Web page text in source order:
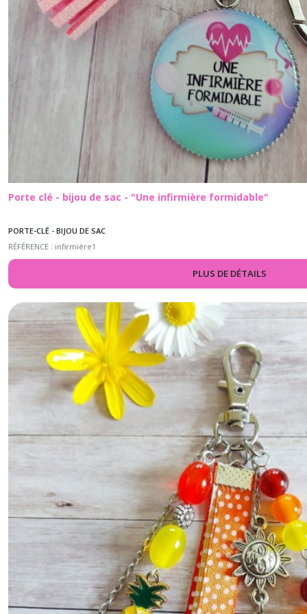
Porte clé - bijou de sac - "Une infirmière formidable"
PORTE-CLÉ - BIJOU DE SAC
RÉFÉRENCE : infirmière1
PLUS DE DÉTAILS